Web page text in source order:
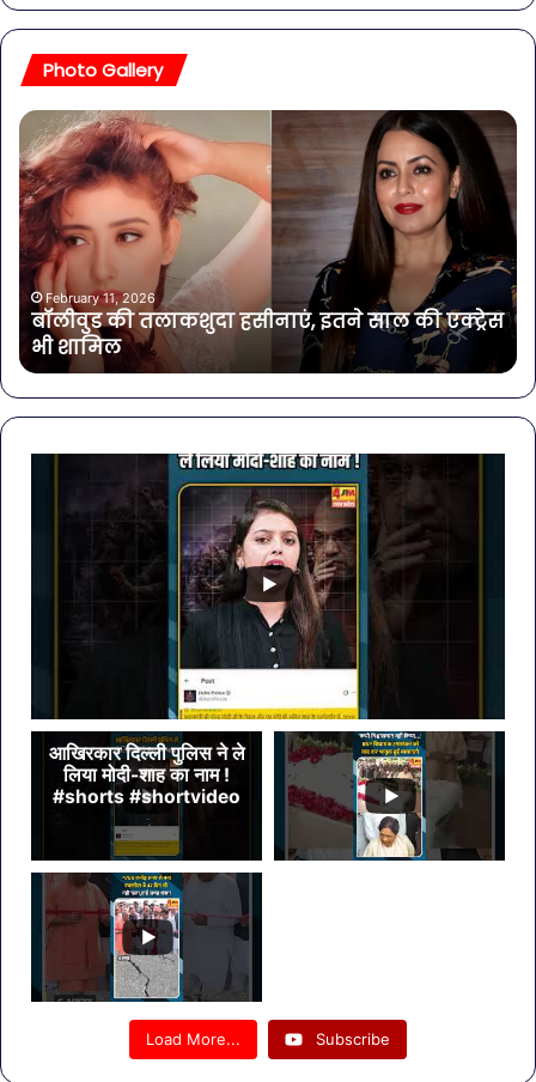
Photo Gallery
बॉलीवुड
की
तलाकशुदा
हसीनाएं,
इतने
साल
की
एक्ट्रेस
शामिल
February 11, 2026
बॉलीवुड की तलाकशुदा हसीनाएं, इतने साल की एक्ट्रेस
भी शामिल
की
पर
आखिरकार दिल्ली पुलिस ने ले
लिया मोदी-शाह का नाम !
#shorts #shortvideo
Load More... Subscribe